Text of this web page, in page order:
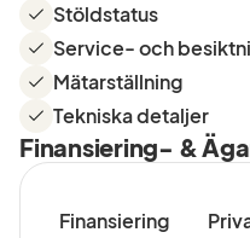
Stöldstatus
Service- och
Mätarställning
Tekniska detaljer
Finansiering- &
Finansiering